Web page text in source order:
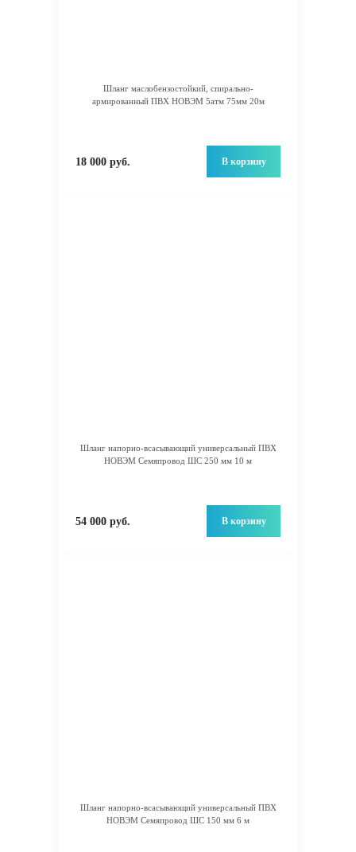
Шланг маслобензостойкий, спирально-
армированный ПВХ НОВЭМ 5атм 75мм 20м
18 000 руб. В корзину
Шланг напорно-всасывающий универсальный ПВХ
НОВЭМ Семяпровод ШС 250 мм 10 м
54 000 руб. В корзину
Шланг напорно-всасывающий универсальный ПВХ
НОВЭМ Семяпровод ШС 150 мм 6 м